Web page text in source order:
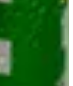
علبة سبرايت
تعليمات خاصة